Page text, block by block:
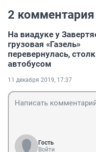
2
На виадуке у
грузовая «Газель»
перевернулась,
автобусом
11 декабря 2019, 17:37
Гость
Войти